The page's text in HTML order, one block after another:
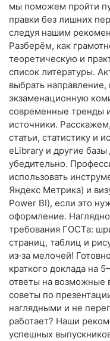
мы поможем пройти
правки без лишних
следуя нашим
Разберём, как
теоретическую и
список литературы.
выбрать направление,
экзаменационную
современные тренды
источники.
статьи, статистику и
eLibrary и другие
убедительно.
использовать
Яндекс Метрика) и
Power BI), если это
оформление.
требования ГОСТа:
страниц, таблиц и
из‑за мелочей!
краткого доклада на
ответы на
советы по
наглядными и не
работает? Наши
успешных